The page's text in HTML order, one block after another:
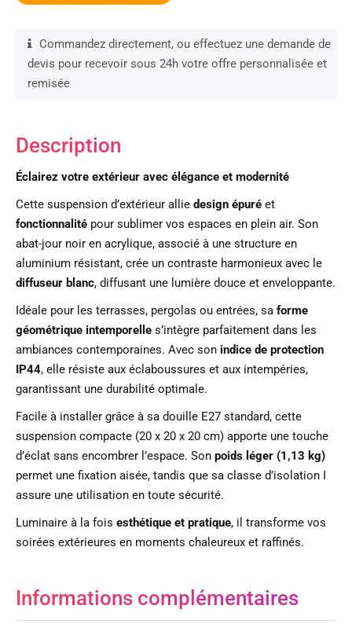
Commandez directement, ou effectuez une demande de
devis pour recevoir sous 24h votre offre personnalisée et
remisée
Description
Éclairez votre extérieur avec élégance et modernité
Cette suspension d’extérieur allie design épuré et
fonctionnalité pour sublimer vos espaces en plein air. Son
abat-jour noir en acrylique, associé à une structure en
aluminium résistant, crée un contraste harmonieux avec le
diffuseur blanc, diffusant une lumière douce et enveloppante.
Idéale pour les terrasses, pergolas ou entrées, sa forme
géométrique intemporelle s’intègre parfaitement dans les
ambiances contemporaines. Avec son indice de protection
IP44, elle résiste aux éclaboussures et aux intempéries,
garantissant une durabilité optimale.
Facile à installer grâce à sa douille E27 standard, cette
suspension compacte (20 x 20 x 20 cm) apporte une touche
d’éclat sans encombrer l’espace. Son poids léger (1,13 kg)
permet une fixation aisée, tandis que sa classe d’isolation I
assure une utilisation en toute sécurité.
Luminaire à la fois esthétique et pratique, il transforme vos
soirées extérieures en moments chaleureux et raffinés.
Informations complémentaires